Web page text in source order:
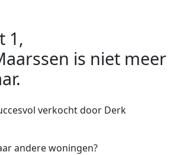
1,
is niet meer
verkocht door Derk
andere woningen?